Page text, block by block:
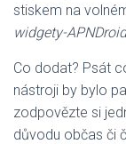
stiskem na
widgety-APNDroid
Co dodat? Psát
nástroji by bylo
zodpovězte si
důvodu občas či